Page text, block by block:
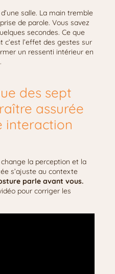
salle. La main tremble
de parole. Vous savez
secondes. Ce que
c’est l’effet des gestes sur
un ressenti intérieur en
des sept
assurée
interaction
la perception et la
s’ajuste au contexte
parle avant vous.
pour corriger les